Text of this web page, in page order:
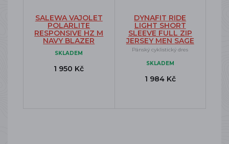
SALEWA VAJOLET
POLARLITE
RESPONSIVE HZ M
NAVY BLAZER
SKLADEM
1 950 Kč
DYNAFIT RIDE
LIGHT SHORT
SLEEVE FULL ZIP
JERSEY MEN SAGE
Pánský cyklistický dres
SKLADEM
1 984 Kč